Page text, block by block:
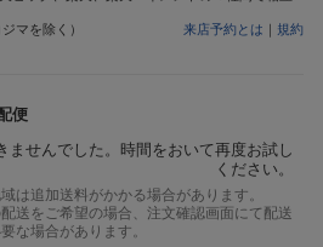
マを除く）
来店予約とは ｜ 規約
便
ませんでした。時間をおいて再度お試し
ください。
は追加送料がかかる場合があります。
送をご希望の場合、注文確認画面にて配送
な場合があります。